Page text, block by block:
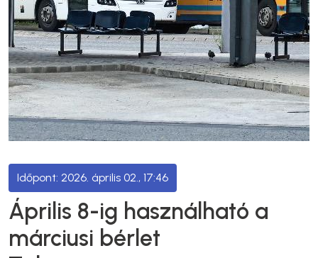
2026. április 02., 17:46
Április 8-ig használható a
márciusi bérlet